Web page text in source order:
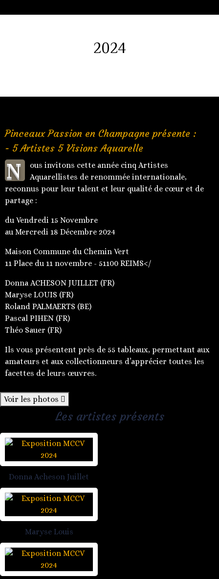
2024
Pinceaux Passion en Champagne présente :
- 5 Artistes 5 Visions Aquarelle
N
ous invitons cette année cinq Artistes
Aquarellistes de renommée internationale,
reconnus pour leur talent et leur qualité de cœur et de
partage :
du Vendredi 15 Novembre
au Mercredi 18 Décembre 2024
Maison Commune du Chemin Vert
11 Place du 11 novembre - 51100 REIMS</
Donna ACHESON JUILLET (FR)
Maryse LOUIS (FR)
Roland PALMAERTS (BE)
Pascal PIHEN (FR)
Théo Sauer (FR)
Ils vous présentent près de 55 tableaux, permettant aux
amateurs et aux collectionneurs d’apprécier toutes les
facettes de leurs œuvres.
Voir les photos
Les artistes présents
Donna Acheson Juillet
Maryse Louis